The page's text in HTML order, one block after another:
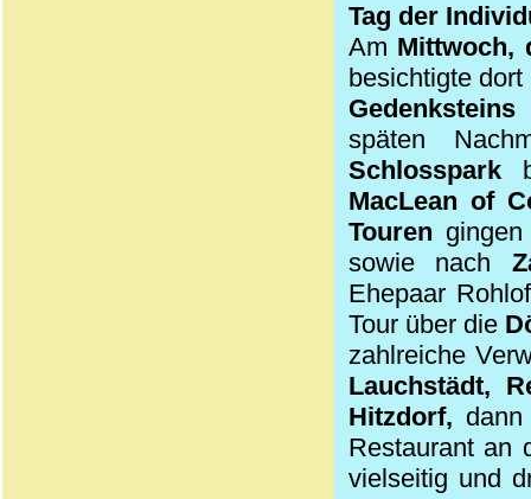
Tag der
Am Mittwoch,
besichtigte
Gedenksteins
späten
Schlosspark
MacLean of
Touren
sowie nach
Ehepaar
Tour über die
zahlreiche
Lauchstädt,
Hitzdorf,
Restaurant an
vielseitig und